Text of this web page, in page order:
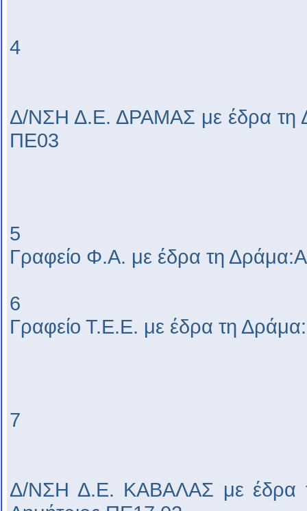
4
Δ/ΝΣΗ Δ.Ε. ΔΡΑΜΑΣ με έδρα τη
ΠΕ03
5
Γραφείο Φ.Α. με έδρα τη
6
Γραφείο Τ.Ε.Ε. με έδρα τη
7
Δ/ΝΣΗ Δ.Ε. ΚΑΒΑΛΑΣ με έδρα